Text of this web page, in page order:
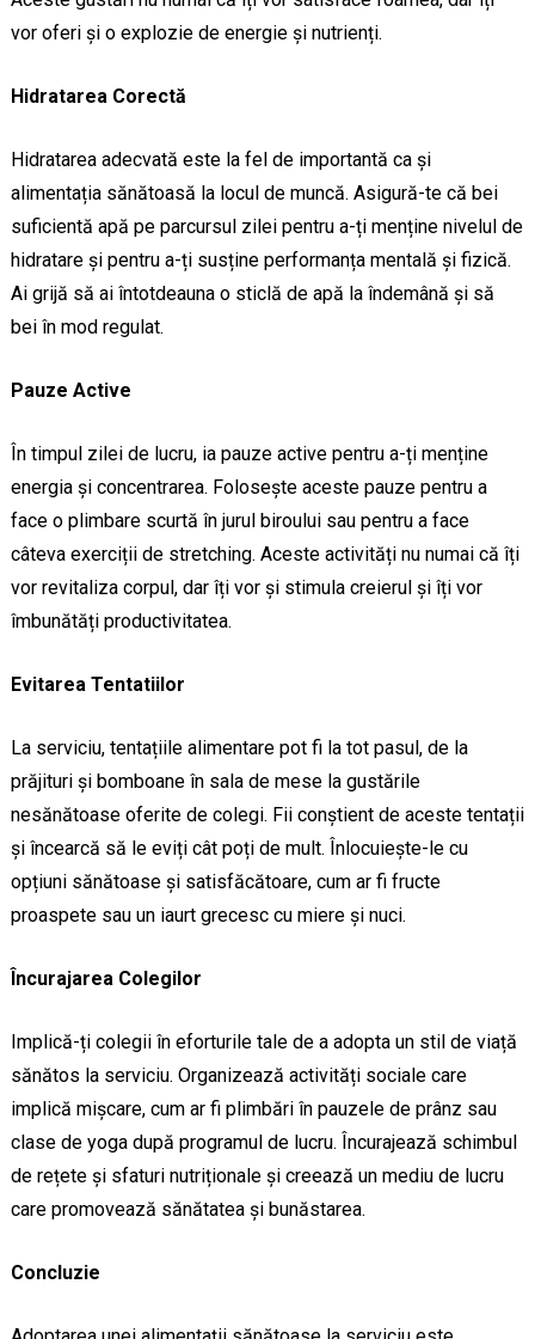
vor oferi și o explozie de energie și nutrienți.
Hidratarea Corectă
Hidratarea adecvată este la fel de importantă ca și
alimentația sănătoasă la locul de muncă. Asigură-te că bei
suficientă apă pe parcursul zilei pentru a-ți menține nivelul de
hidratare și pentru a-ți susține performanța mentală și fizică.
Ai grijă să ai întotdeauna o sticlă de apă la îndemână și să
bei în mod regulat.
Pauze Active
În timpul zilei de lucru, ia pauze active pentru a-ți menține
energia și concentrarea. Folosește aceste pauze pentru a
face o plimbare scurtă în jurul biroului sau pentru a face
câteva exerciții de stretching. Aceste activități nu numai că îți
vor revitaliza corpul, dar îți vor și stimula creierul și îți vor
îmbunătăți productivitatea.
Evitarea Tentatiilor
La serviciu, tentațiile alimentare pot fi la tot pasul, de la
prăjituri și bomboane în sala de mese la gustările
nesănătoase oferite de colegi. Fii conștient de aceste tentații
și încearcă să le eviți cât poți de mult. Înlocuiește-le cu
opțiuni sănătoase și satisfăcătoare, cum ar fi fructe
proaspete sau un iaurt grecesc cu miere și nuci.
Încurajarea Colegilor
Implică-ți colegii în eforturile tale de a adopta un stil de viață
sănătos la serviciu. Organizează activități sociale care
implică mișcare, cum ar fi plimbări în pauzele de prânz sau
clase de yoga după programul de lucru. Încurajează schimbul
de rețete și sfaturi nutriționale și creează un mediu de lucru
care promovează sănătatea și bunăstarea.
Concluzie